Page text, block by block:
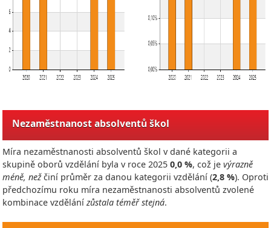
Nezaměstnanost absolventů škol
Míra nezaměstnanosti absolventů škol v dané kategorii a
skupině oborů vzdělání byla v roce 2025 0,0 %, což je výrazně
méně, nežčiní průměr za danou kategorii vzdělání (2,8 %). Oproti
předchozímu roku míra nezaměstnanosti absolventů zvolené
kombinace vzdělánízůstala téměř stejná.